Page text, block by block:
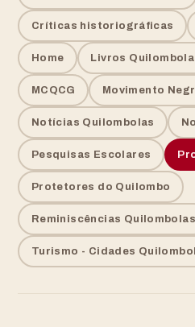
Críticas historiográficas
Home Livros
MCQCG Movimento
Notícias Quilombolas
Pesquisas Escolares
Protetores do Quilombo
Reminiscências Quilombolas
Turismo - Cidades